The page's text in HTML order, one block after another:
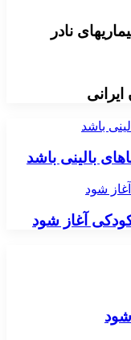
باشد
بالینی باشد
شود
آغاز شود